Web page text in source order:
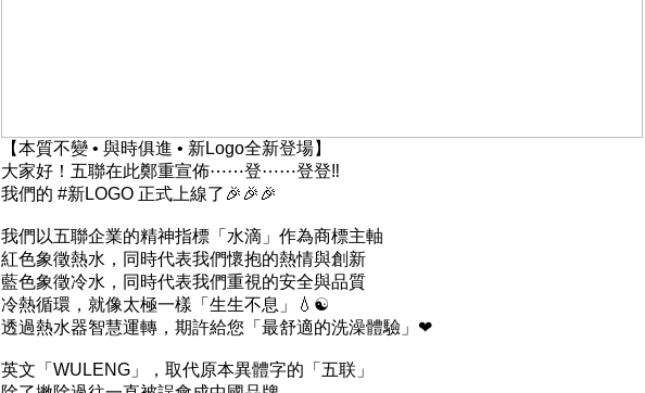
【本質不變 • 與時俱進 • 新Logo全新登場】
大家好！五聯在此鄭重宣佈⋯⋯登⋯⋯登登‼
我們的 #新LOGO 正式上線了🎉🎉🎉
我們以五聯企業的精神指標「水滴」作為商標主軸
紅色象徵熱水，同時代表我們懷抱的熱情與創新
藍色象徵冷水，同時代表我們重視的安全與品質
冷熱循環，就像太極一樣「生生不息」💧☯
透過熱水器智慧運轉，期許給您「最舒適的洗澡體驗」❤
英文「WULENG」，取代原本異體字的「五联」